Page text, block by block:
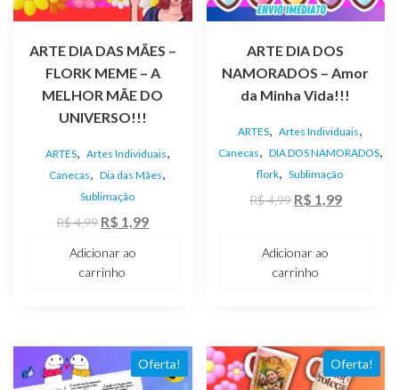
ARTE DIA DAS MÃES –
FLORK MEME – A
MELHOR MÃE DO
UNIVERSO!!!
ARTES, Artes Individuais,
Canecas, Dia das Mães,
Sublimação
R$4,99 O
original
R$ 1,99O
Adicionar ao
carrinho
ARTE DIA DOS
NAMORADOS – Amor
da Minha Vida!!!
ARTES, Artes Individuais,
Canecas, DIA DOS NAMORADOS,
flork, Sublimação
R$4,99 O
era:
R$ 1,99O
Adicionar ao
carrinho
Oferta! Oferta!